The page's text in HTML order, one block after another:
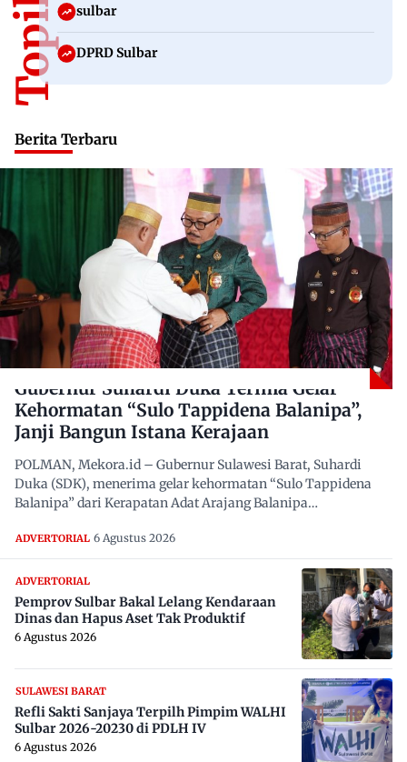
sulbar
DPRD Sulbar
Berita Terbaru
Gubernur Suhardi Duka Terima Gelar
Kehormatan “Sulo Tappidena Balanipa”,
Janji Bangun Istana Kerajaan
POLMAN, Mekora.id – Gubernur Sulawesi Barat, Suhardi
Duka (SDK), menerima gelar kehormatan “Sulo Tappidena
Balanipa” dari Kerapatan Adat Arajang Balanipa…
ADVERTORIAL 6 Agustus 2026
ADVERTORIAL
Pemprov Sulbar Bakal Lelang Kendaraan
Dinas dan Hapus Aset Tak Produktif
6 Agustus 2026
SULAWESI BARAT
Refli Sakti Sanjaya Terpilh Pimpim WALHI
Sulbar 2026-20230 di PDLH IV
6 Agustus 2026